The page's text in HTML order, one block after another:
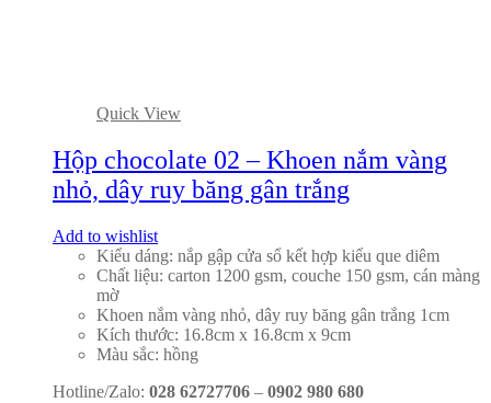
Quick View
Hộp chocolate 02 – Khoen nắm vàng
nhỏ, dây ruy băng gân trắng
Add to wishlist
Kiểu dáng: nắp gập cửa sổ kết hợp kiểu que diêm
Chất liệu: carton 1200 gsm, couche 150 gsm, cán màng
mờ
Khoen nắm vàng nhỏ, dây ruy băng gân trắng 1cm
Kích thước: 16.8cm x 16.8cm x 9cm
Màu sắc: hồng
Hotline/Zalo: 028 62727706 – 0902 980 680